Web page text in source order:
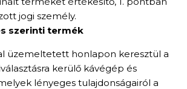
jogi személy.
szerinti termék
üzemeltetett honlapon keresztül a
kerülő kávégép és
lényeges tulajdonságairól a